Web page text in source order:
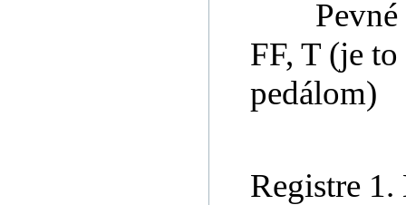
FF, T (je
pedálom)
Registre